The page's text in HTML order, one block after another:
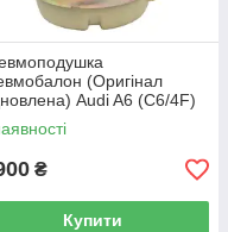
(Оригінал
Audi A6 (C6/4F)
₴
Купити